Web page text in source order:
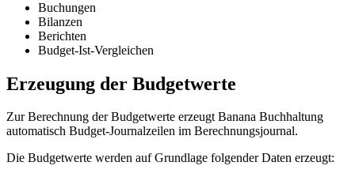
Buchungen
Bilanzen
Berichten
Budget-Ist-Vergleichen
Erzeugung der Budgetwerte
Zur Berechnung der Budgetwerte erzeugt Banana Buchhaltung
automatisch Budget-Journalzeilen im Berechnungsjournal.
Die Budgetwerte werden auf Grundlage folgender Daten erzeugt: